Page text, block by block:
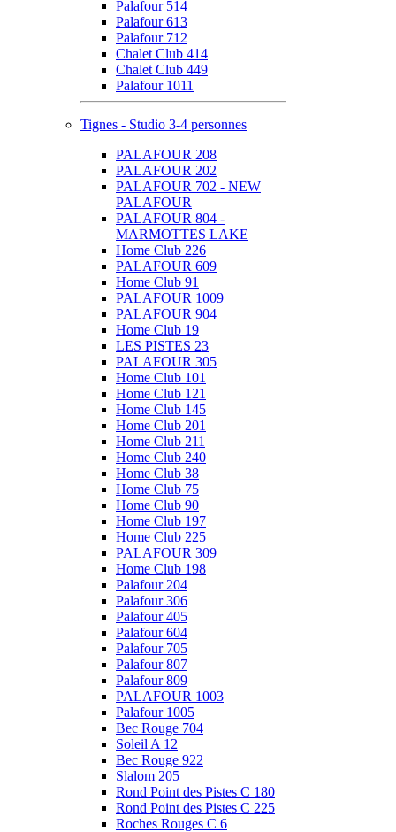
Palafour 514
Palafour 613
Palafour 712
Chalet Club 414
Chalet Club 449
Palafour 1011
Tignes - Studio 3-4 personnes
PALAFOUR 208
PALAFOUR 202
PALAFOUR 702 - NEW
PALAFOUR
PALAFOUR 804 -
MARMOTTES LAKE
Home Club 226
PALAFOUR 609
Home Club 91
PALAFOUR 1009
PALAFOUR 904
Home Club 19
LES PISTES 23
PALAFOUR 305
Home Club 101
Home Club 121
Home Club 145
Home Club 201
Home Club 211
Home Club 240
Home Club 38
Home Club 75
Home Club 90
Home Club 197
Home Club 225
PALAFOUR 309
Home Club 198
Palafour 204
Palafour 306
Palafour 405
Palafour 604
Palafour 705
Palafour 807
Palafour 809
PALAFOUR 1003
Palafour 1005
Bec Rouge 704
Soleil A 12
Bec Rouge 922
Slalom 205
Rond Point des Pistes C 180
Rond Point des Pistes C 225
Roches Rouges C 6